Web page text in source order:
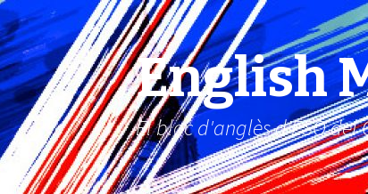
English
El bloc d'anglès d'ESO del